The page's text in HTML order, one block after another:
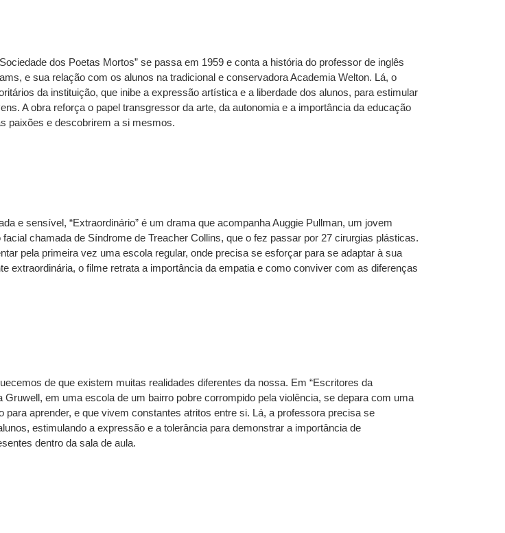
dos Poetas Mortos” se passa em 1959 e conta a história do professor de inglês
e sua relação com os alunos na tradicional e conservadora Academia Welton. Lá, o
da instituição, que inibe a expressão artística e a liberdade dos alunos, para estimular
A obra reforça o papel transgressor da arte, da autonomia e a importância da educação
paixões e descobrirem a si mesmos.
e sensível, “Extraordinário” é um drama que acompanha Auggie Pullman, um jovem
chamada de Síndrome de Treacher Collins, que o fez passar por 27 cirurgias plásticas.
pela primeira vez uma escola regular, onde precisa se esforçar para se adaptar à sua
extraordinária, o filme retrata a importância da empatia e como conviver com as diferenças
de que existem muitas realidades diferentes da nossa. Em “Escritores da
Gruwell, em uma escola de um bairro pobre corrompido pela violência, se depara com uma
aprender, e que vivem constantes atritos entre si. Lá, a professora precisa se
estimulando a expressão e a tolerância para demonstrar a importância de
dentro da sala de aula.